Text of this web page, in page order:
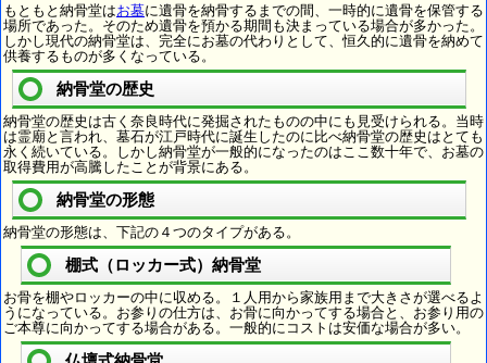
もともと納骨堂はお墓に遺骨を納骨するまでの間、一時的に遺骨を保管する
場所であった。そのため遺骨を預かる期間も決まっている場合が多かった。
しかし現代の納骨堂は、完全にお墓の代わりとして、恒久的に遺骨を納めて
供養するものが多くなっている。
納骨堂の歴史
納骨堂の歴史は古く奈良時代に発掘されたものの中にも見受けられる。当時
は霊廟と言われ、墓石が江戸時代に誕生したのに比べ納骨堂の歴史はとても
永く続いている。しかし納骨堂が一般的になったのはここ数十年で、お墓の
取得費用が高騰したことが背景にある。
納骨堂の形態
納骨堂の形態は、下記の４つのタイプがある。
棚式（ロッカー式）納骨堂
お骨を棚やロッカーの中に収める。１人用から家族用まで大きさが選べるよ
うになっている。お参りの仕方は、お骨に向かってする場合と、お参り用の
ご本尊に向かってする場合がある。一般的にコストは安価な場合が多い。